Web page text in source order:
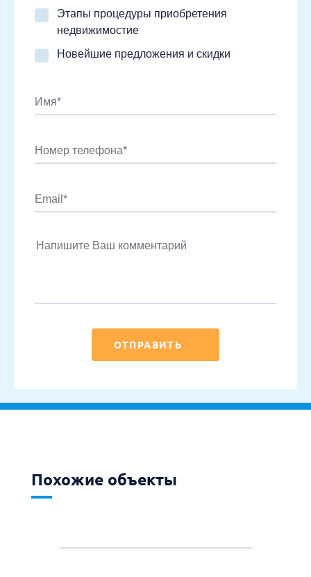
ОТПРАВИТЬ
Этапы процедуры приобретения
недвижимостие
Новейшие предложения и скидки
Похожие объекты